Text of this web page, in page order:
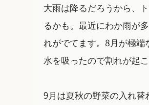
大雨は降るだろうから、
るかも。最近にわか雨が
れがでてます。8月が極
水を吸ったので割れが起
9月は夏秋の野菜の入れ替